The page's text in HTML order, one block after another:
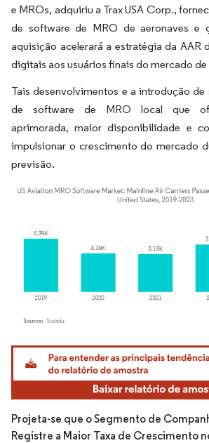
e MROs, adquiriu a Trax USA Corp.,
de software de MRO de aeronaves e
aquisição acelerará a estratégia da AAR
digitais aos usuários finais do mercado
Tais desenvolvimentos e a introdução de
de software de MRO local que
aprimorada, maior disponibilidade e
impulsionar o crescimento do mercado
previsão.
Imagem © Mordor Intelligence. O reuso requer
Projeta-se que o Segmento de
Registre a Maior Taxa de Crescimento